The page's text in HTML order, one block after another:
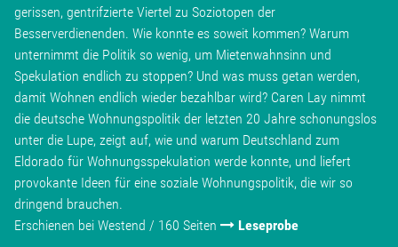
gerissen, gentrifzierte Viertel zu Soziotopen der
Besserverdienenden. Wie konnte es soweit kommen? Warum
unternimmt die Politik so wenig, um Mietenwahnsinn und
Spekulation endlich zu stoppen? Und was muss getan werden,
damit Wohnen endlich wieder bezahlbar wird? Caren Lay nimmt
die deutsche Wohnungspolitik der letzten 20 Jahre schonungslos
unter die Lupe, zeigt auf, wie und warum Deutschland zum
Eldorado für Wohnungsspekulation werde konnte, und liefert
provokante Ideen für eine soziale Wohnungspolitik, die wir so
dringend brauchen.
Erschienen bei Westend / 160 Seiten
Leseprobe